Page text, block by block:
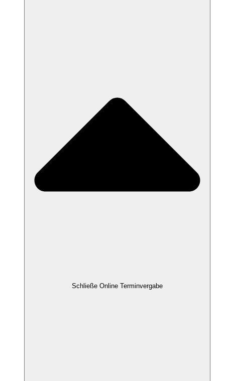
Schließe Online Terminvergabe